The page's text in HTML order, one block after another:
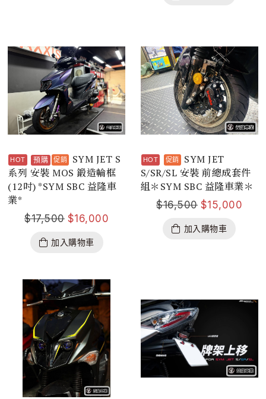
預購
SYM JET S
系列 安裝 MOS 鍛造輪框
(12吋) *SYM SBC 益隆車
業*
$17,500 $16,000
加入購物車
SYM JET
S/SR/SL 安裝 前總成套件
組＊SYM SBC 益隆車業＊
$16,500 $15,000
加入購物車